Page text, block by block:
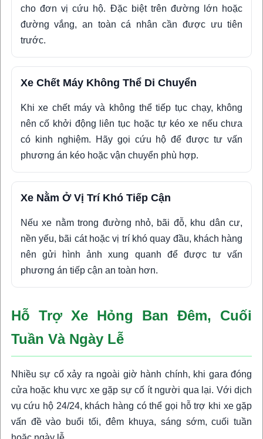
cho đơn vị cứu hộ. Đặc biệt trên đường lớn hoặc
đường vắng, an toàn cá nhân cần được ưu tiên
trước.
Xe Chết Máy Không Thể Di Chuyển
Khi xe chết máy và không thể tiếp tục chạy, không
nên cố khởi động liên tục hoặc tự kéo xe nếu chưa
có kinh nghiệm. Hãy gọi cứu hộ để được tư vấn
phương án kéo hoặc vận chuyển phù hợp.
Xe Nằm Ở Vị Trí Khó Tiếp Cận
Nếu xe nằm trong đường nhỏ, bãi đỗ, khu dân cư,
nền yếu, bãi cát hoặc vị trí khó quay đầu, khách hàng
nên gửi hình ảnh xung quanh để được tư vấn
phương án tiếp cận an toàn hơn.
Hỗ Trợ Xe Hỏng Ban Đêm, Cuối
Tuần Và Ngày Lễ
Nhiều sự cố xảy ra ngoài giờ hành chính, khi gara đóng
cửa hoặc khu vực xe gặp sự cố ít người qua lại. Với dịch
vụ cứu hộ 24/24, khách hàng có thể gọi hỗ trợ khi xe gặp
vấn đề vào buổi tối, đêm khuya, sáng sớm, cuối tuần